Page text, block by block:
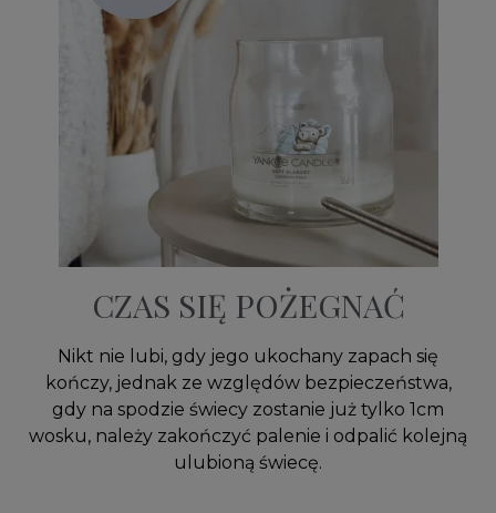
CZAS SIĘ POŻEGNAĆ
Nikt nie lubi, gdy jego ukochany zapach się
kończy, jednak ze względów bezpieczeństwa,
gdy na spodzie świecy zostanie już tylko 1cm
wosku, należy zakończyć palenie i odpalić kolejną
ulubioną świecę.